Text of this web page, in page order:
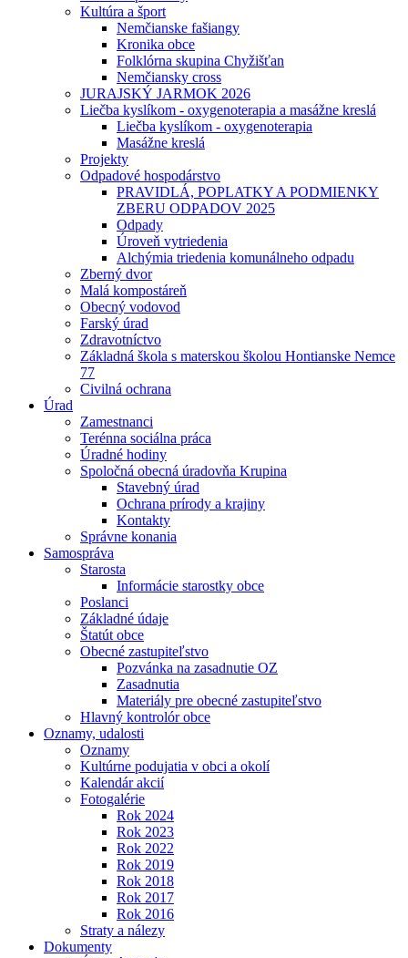
Kultúra a šport
Nemčianske fašiangy
Kronika obce
Folklórna skupina Chyžišťan
Nemčiansky cross
JURAJSKÝ JARMOK 2026
Liečba kyslíkom - oxygenoterapia a masážne kreslá
Liečba kyslíkom - oxygenoterapia
Masážne kreslá
Projekty
Odpadové hospodárstvo
PRAVIDLÁ, POPLATKY A PODMIENKY
ZBERU ODPADOV 2025
Odpady
Úroveň vytriedenia
Alchýmia triedenia komunálneho odpadu
Zberný dvor
Malá kompostáreň
Obecný vodovod
Farský úrad
Zdravotníctvo
Základná škola s materskou školou Hontianske Nemce
77
Civilná ochrana
Úrad
Zamestnanci
Terénna sociálna práca
Úradné hodiny
Spoločná obecná úradovňa Krupina
Stavebný úrad
Ochrana prírody a krajiny
Kontakty
Správne konania
Samospráva
Starosta
Informácie starostky obce
Poslanci
Základné údaje
Štatút obce
Obecné zastupiteľstvo
Pozvánka na zasadnutie OZ
Zasadnutia
Materiály pre obecné zastupiteľstvo
Hlavný kontrolór obce
Oznamy, udalosti
Oznamy
Kultúrne podujatia v obci a okolí
Kalendár akcií
Fotogalérie
Rok 2024
Rok 2023
Rok 2022
Rok 2019
Rok 2018
Rok 2017
Rok 2016
Straty a nálezy
Dokumenty